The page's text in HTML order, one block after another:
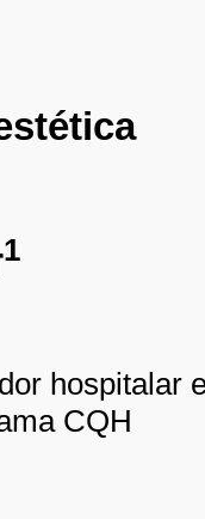
1
hospitalar
CQH